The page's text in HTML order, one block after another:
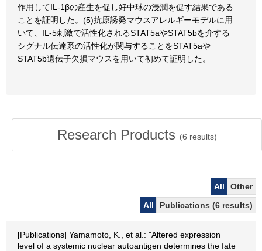
作用してIL-1βの産生を促し好中球の浸潤を促す結果である
ことを証明した。(5)抗原誘発マウスアレルギーモデルに用
いて、IL-5刺激で活性化されるSTAT5aやSTAT5bを介する
シグナル伝達系の活性化が関与することをSTAT5aや
STAT5b遺伝子欠損マウスを用いて初めて証明した。
Research Products (6 results)
All
Other
All
Publications (6 results)
[Publications] Yamamoto, K., et al.: "Altered expression
level of a systemic nuclear autoantigen determines the fate